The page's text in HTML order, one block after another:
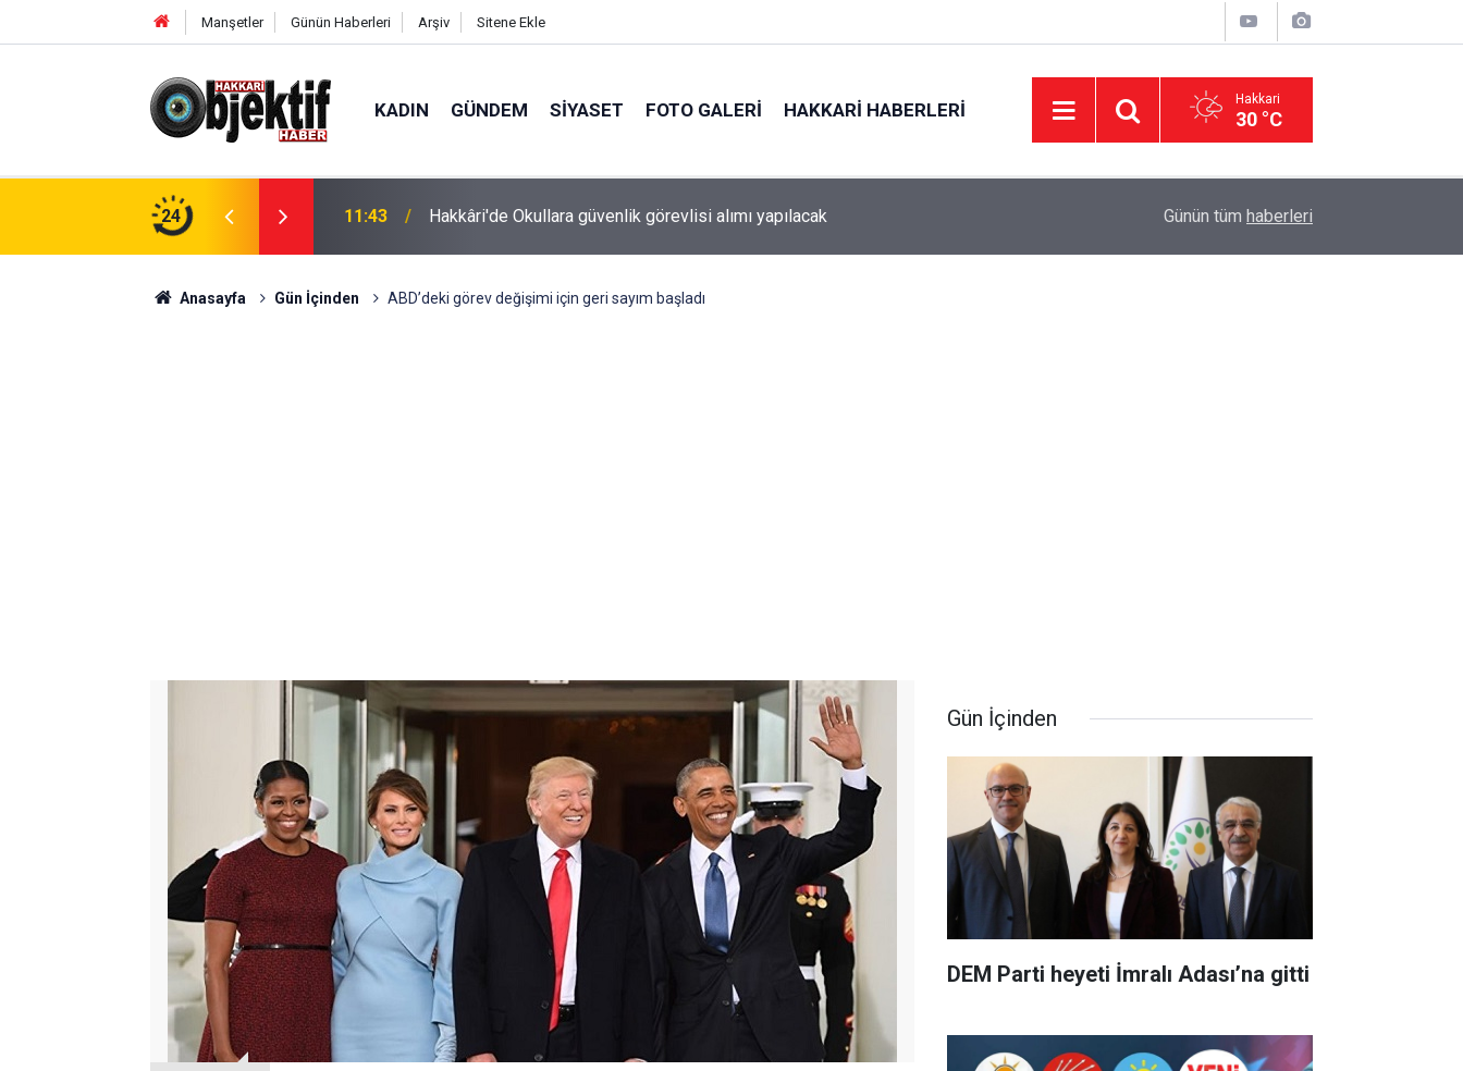
Manşetler Günün Haberleri Arşiv Sitene Ekle
KADIN GÜNDEM SIYASET FOTO GALERI HAKKARI HABERLERI Hakkari
30 °C
24 11:43 Hakkâri'de Okullara güvenlik görevlisi alımı yapılacak Günün tüm haberleri
Anasayfa Gün İçinden ABD’deki görev değişimi için geri sayım başladı
Gün İçinden
DEM Parti heyeti İmralı Adası’na gitti